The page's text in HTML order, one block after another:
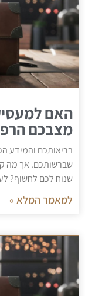
האם
מצבכם
בריאותכם והמידע
שברשותכם. אך מה
שנוח לכם לחשוף?
למאמר המלא »